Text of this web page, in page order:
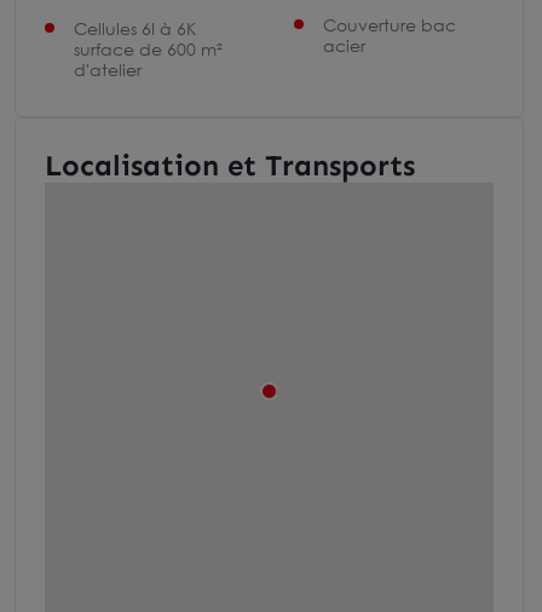
Cellules 6I à 6K
surface de 600 m²
d'atelier
Couverture bac
acier
Localisation et Transports